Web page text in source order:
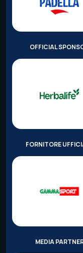
OFFICIAL
FORNITORE
MEDIA